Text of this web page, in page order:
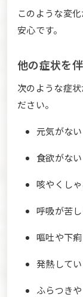
このような変
安心です。
他の症状を
次のような症
ださい。
元気がない
食欲がない
咳やくし
呼吸が苦
嘔吐や下
発熱してい
ふらつき